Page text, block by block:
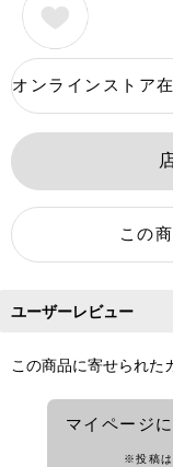
ユーザーレビュー
この商品に寄せられた
マイページ
※投稿は